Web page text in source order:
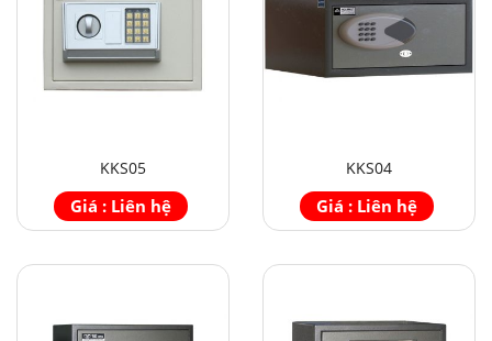
KKS05
Giá : Liên hệ
KKS04
Giá : Liên hệ